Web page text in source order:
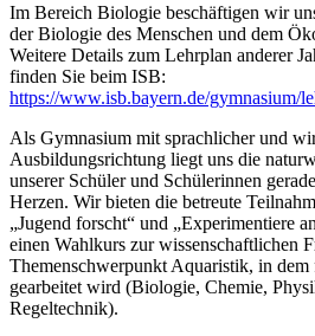
Im Bereich Biologie beschäftigen wir
der Biologie des Menschen und dem
Weitere Details zum Lehrplan anderer
finden Sie beim ISB:
https://www.isb.bayern.de/gymnasium/
Als Gymnasium mit sprachlicher und
Ausbildungsrichtung liegt uns die
unserer Schüler und Schülerinnen
Herzen. Wir bieten die betreute
„Jugend forscht“ und „Experimentiere
einen Wahlkurs zur wissenschaftlichen
Themenschwerpunkt Aquaristik, in dem
gearbeitet wird (Biologie, Chemie,
Regeltechnik).